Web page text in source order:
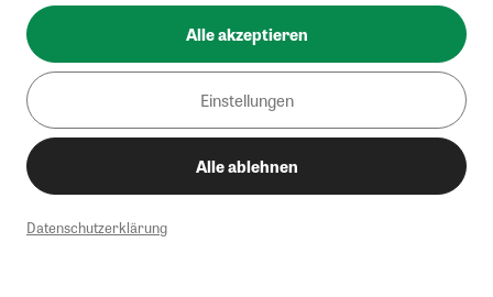
Alle akzeptieren
Einstellungen
Alle ablehnen
Datenschutzerklärung